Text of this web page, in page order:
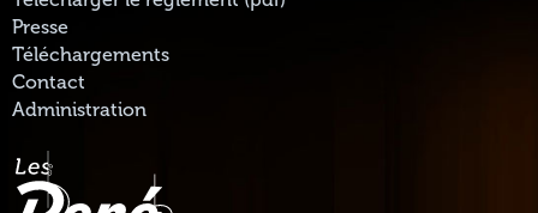
Presse
Téléchargements
Contact
Administration